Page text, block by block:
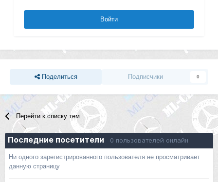
Войти
Поделиться Подписчики 0
Перейти к списку тем
Последние посетители 0 пользователей онлайн
Ни одного зарегистрированного пользователя не просматривает
данную страницу